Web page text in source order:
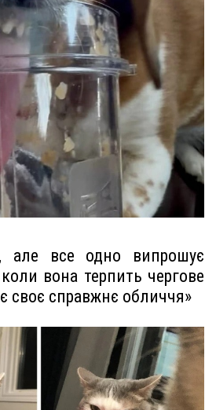
але все одно випрошує
вона терпить чергове
своє справжнє обличчя»